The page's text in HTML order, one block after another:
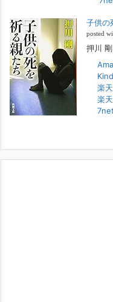
本日（日曜）深夜1時25分～
されます。「俺がつなげてや
[...]
人と“直接”向き合うこ
2022年1月14日
2022年になりました。すで
コロナ禍は、日々の生活や生
子供の
posted
押川
楽
楽
7net